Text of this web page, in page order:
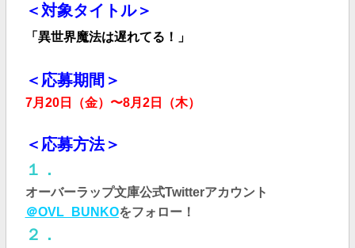
＜対象タイトル＞
「異世界魔法は遅れてる！」
＜応募期間＞
7月20日（金）〜8月2日（木）
＜応募方法＞
１．
オーバーラップ文庫公式Twitterアカウント
＠OVL_BUNKOをフォロー！
２．